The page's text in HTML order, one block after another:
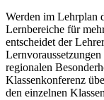
Werden im Lehrplan
Lernbereiche für
entscheidet der
regionalen
Klassenkonferenz
den einzelnen